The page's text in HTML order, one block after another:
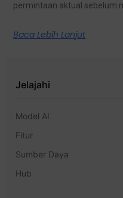
permintaan aktual sebelum
Baca Lebih Lanjut
Jelajahi
Model AI
Fitur
Sumber Daya
Hub